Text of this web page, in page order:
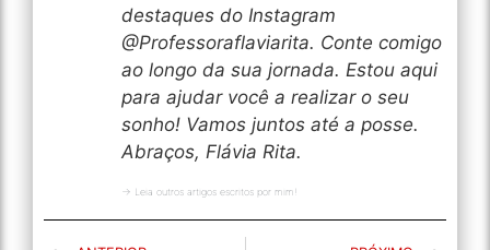
destaques do Instagram
@Professoraflaviarita. Conte comigo
ao longo da sua jornada. Estou aqui
para ajudar você a realizar o seu
sonho! Vamos juntos até a posse.
Abraços, Flávia Rita.
→ Leia outros artigos escritos por mim!